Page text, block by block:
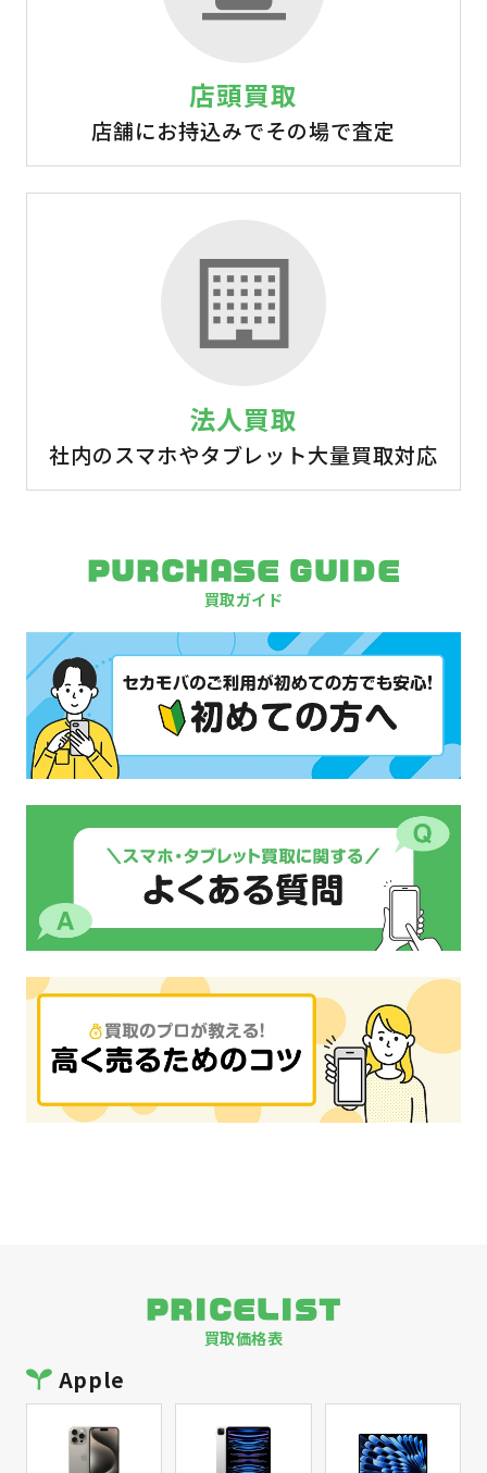
店頭買取
店舗にお持込みでその場で査定
法人買取
社内のスマホやタブレット大量買取対応
PURCHASE GUIDE
買取ガイド
PRICELIST
買取価格表
Apple